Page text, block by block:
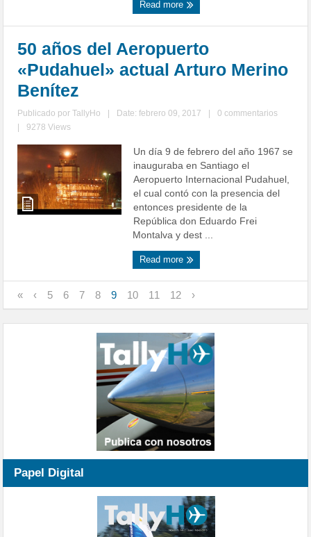
Read more
50 años del Aeropuerto
«Pudahuel» actual Arturo Merino
Benítez
Publicado porTallyHo Date: febrero 09, 2017
0 commentarios
9278 Views
Un día 9 de febrero del año 1967 se
inauguraba en Santiago el
Aeropuerto Internacional Pudahuel,
el cual contó con la presencia del
entonces presidente de la
República don Eduardo Frei
Montalva y dest ...
Read more
« ‹ 5 6 7 8 9 10 11 12 ›
Papel Digital